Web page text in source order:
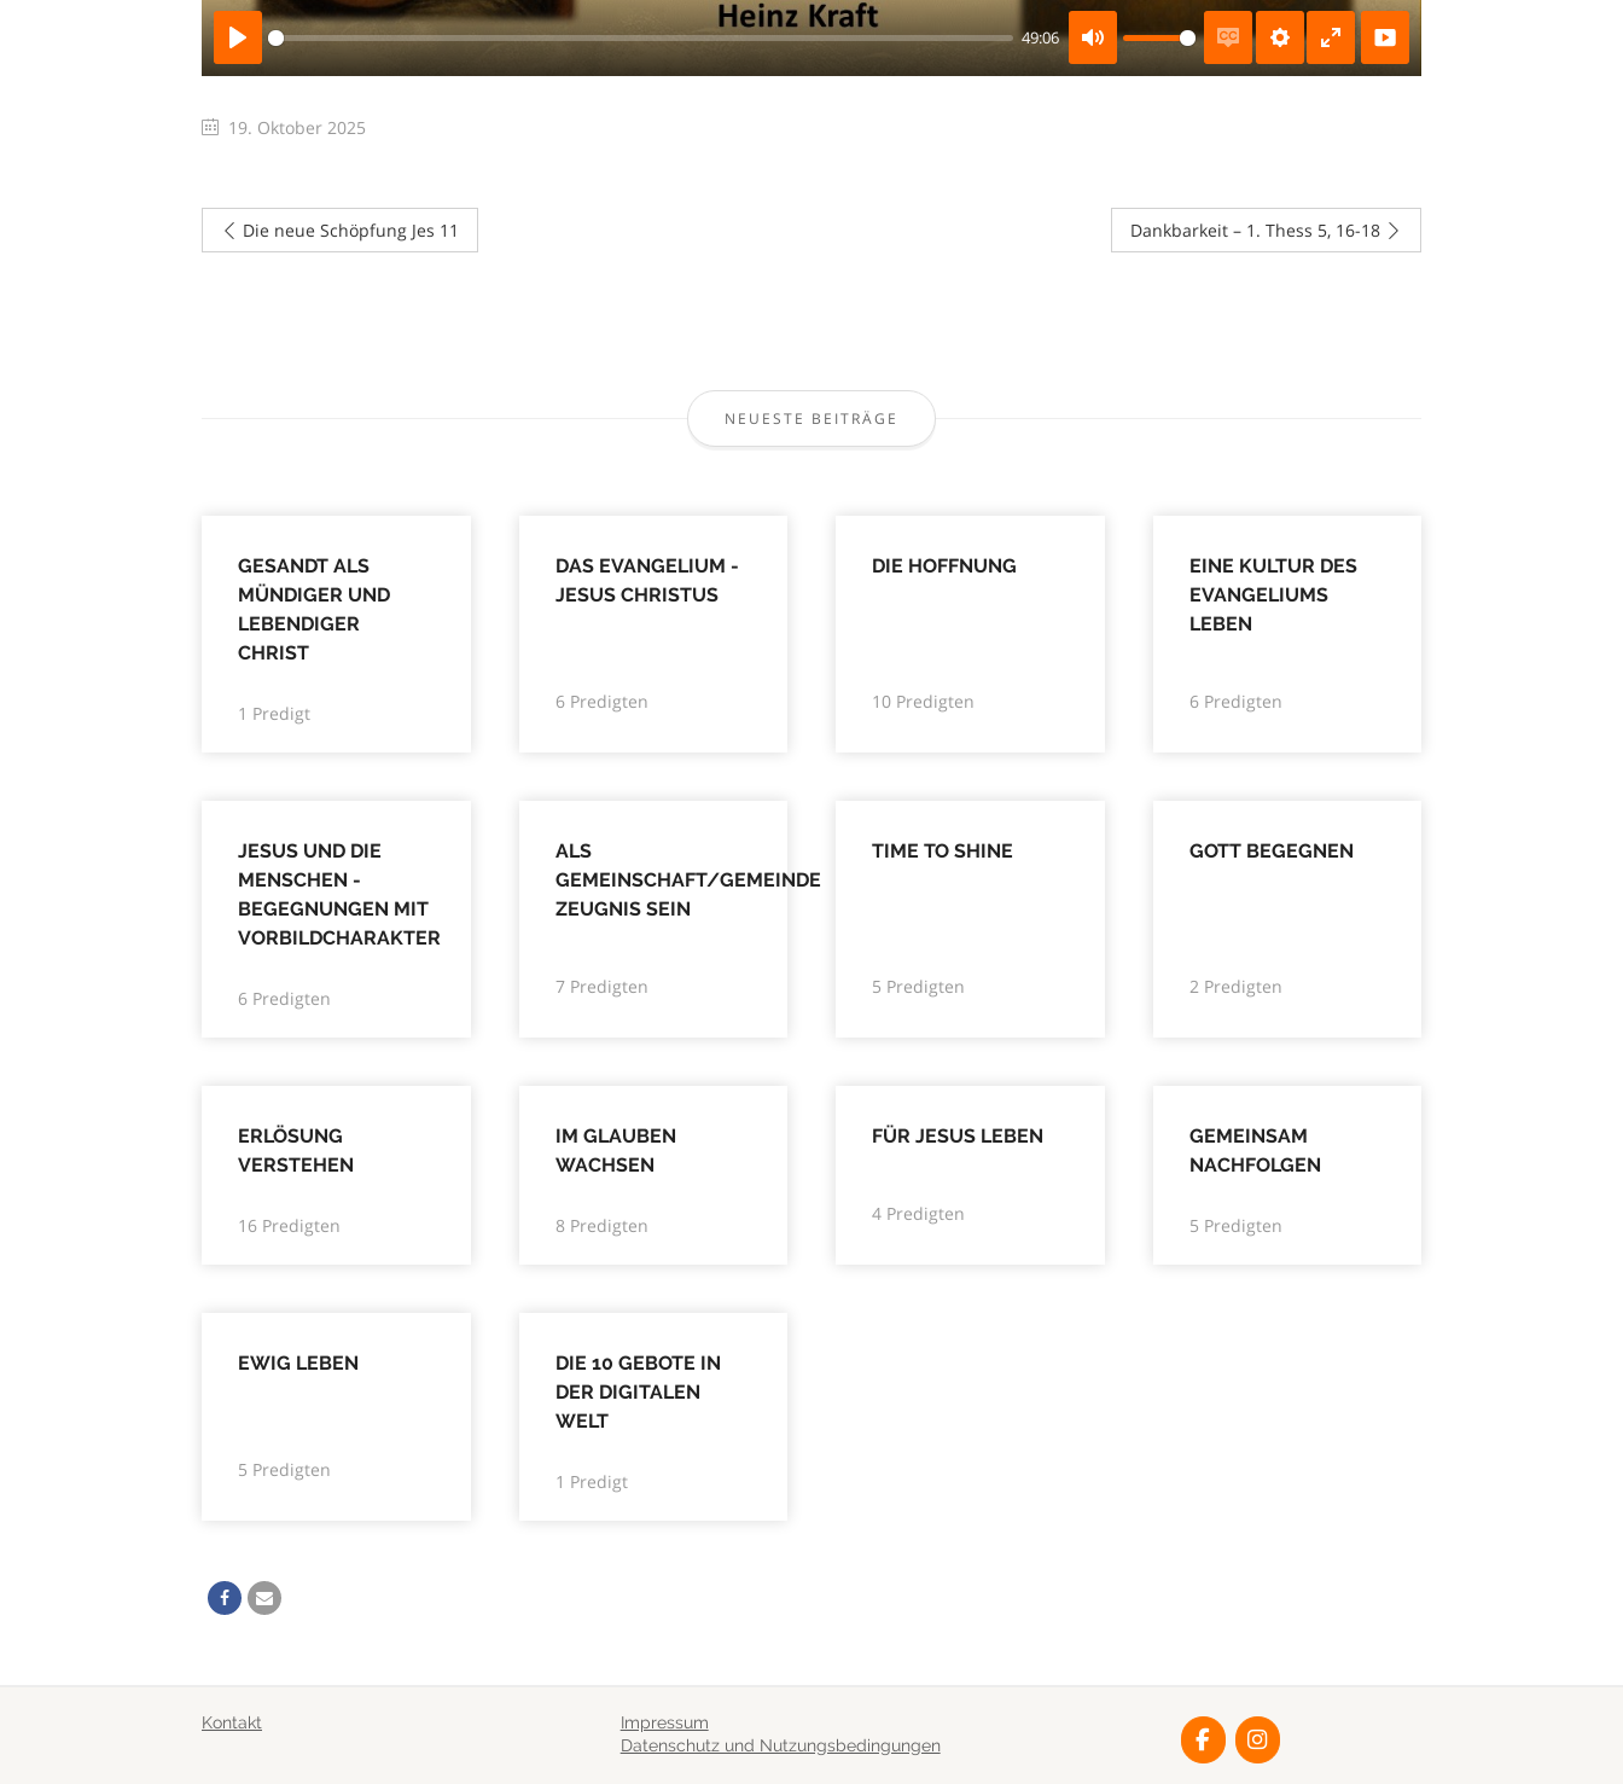
Play
49:06
Mute
Enable
captions
Settings
fullscreen
19. Oktober 2025
Die neue Schöpfung Jes 11 Dankbarkeit – 1. Thess 5, 16-18
NEUESTE BEITRÄGE
GESANDT ALS
MÜNDIGER UND
LEBENDIGER
CHRIST
1 Predigt
DAS EVANGELIUM -
JESUS CHRISTUS
6 Predigten
DIE HOFFNUNG
10 Predigten
EINE KULTUR DES
EVANGELIUMS
LEBEN
6 Predigten
JESUS UND DIE
MENSCHEN -
BEGEGNUNGEN MIT
VORBILDCHARAKTER
6 Predigten
ALS
GEMEINSCHAFT/GEMEINDE
ZEUGNIS SEIN
7 Predigten
TIME TO SHINE
5 Predigten
GOTT BEGEGNEN
2 Predigten
ERLÖSUNG
VERSTEHEN
16 Predigten
IM GLAUBEN
WACHSEN
8 Predigten
FÜR JESUS LEBEN
4 Predigten
GEMEINSAM
NACHFOLGEN
5 Predigten
EWIG LEBEN
5 Predigten
DIE 10 GEBOTE IN
DER DIGITALEN
WELT
1 Predigt
Kontakt
Impressum
Datenschutz und Nutzungsbedingungen